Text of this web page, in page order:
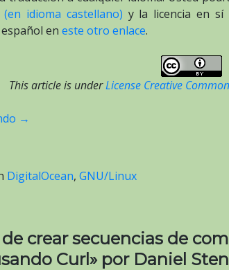
idioma castellano) y la licencia en sí
en este otro enlace.
This article is underLicense Creative
→
DigitalOcean, GNU/Linux
de crear secuencias de
Curl» por Daniel